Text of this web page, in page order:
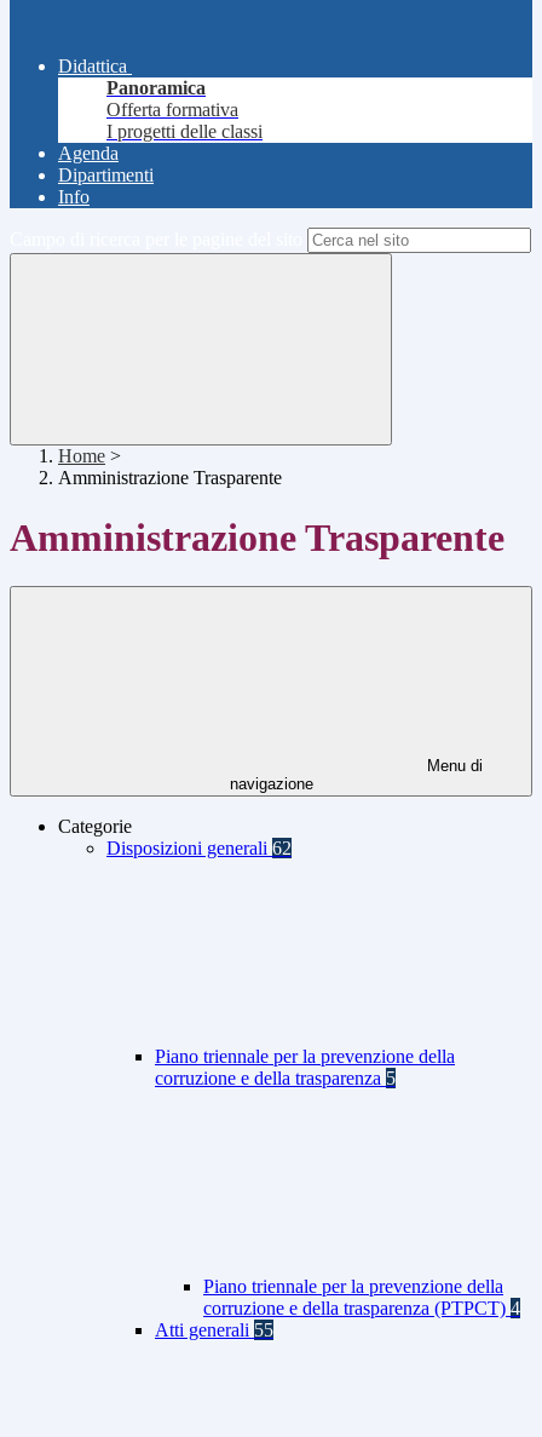
Didattica
Panoramica
Offerta formativa
I progetti delle classi
Agenda
Dipartimenti
Info
Home >
Amministrazione Trasparente
Amministrazione Trasparente
Menu di
navigazione
Categorie
Disposizioni generali 62
Piano triennale per la prevenzione della
corruzione e della trasparenza 5
Piano triennale per la prevenzione della
corruzione e della trasparenza (PTPCT) 4
Atti generali 55